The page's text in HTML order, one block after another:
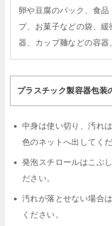
卵や豆腐のパック、食
プ、お菓子などの袋、
器、カップ麺などの容器
プラスチック製容器包装
中身は使い切り、汚れ
色のネットへ出してくだ
発泡スチロールはこぶ
ださい。
汚れが落とせない場合
ください。